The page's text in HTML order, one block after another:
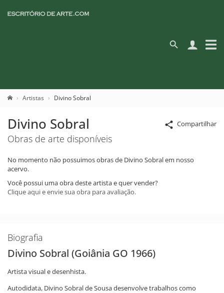
Artistas Divino Sobral
Compartilhar
Divino Sobral
Obras de arte disponíveis
No momento não possuimos obras de Divino Sobral em nosso
acervo.
Você possui uma obra deste artista e quer vender?
Clique aqui e envie sua obra para avaliação.
Biografia
Divino Sobral (Goiânia GO 1966)
Artista visual e desenhista.
Autodidata, Divino Sobral de Sousa desenvolve trabalhos como